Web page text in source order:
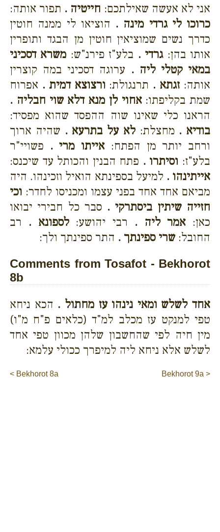
אני לא אעשה שאילתכם: חייטיה . תפור אותה:
כרוכו לי גרדי מינה . הוציאו לי ממנה חוטין
כדרך נשים שמוציאין חוטין מן הבגד ותופרין
אותו בהן:גרדי . בלע"ז פירנ"ש: משרא דסכיני
במאי קטלי ליה . ערוגה דסכיני במה קוצרין
אותה: זגתא . תרנגולת: ורצוצא דמית . אפרוח
שמת בקליפתו:אחוי לן מנא דלא שוי חבליה .
הראנו כלי שאינו שוה ההפסד שהוא מפסיד:
בודיא . מחצלת:לא על בתרעא . שהיה ארוך
ורחב יותר מן הפתח: אייתו מרי . פשויי"ר
בלע"ז: וסיתרו . פתח הבנין והכותל עד שיכנס:
אייתינהו . למיעל בספינתא הואיל וזכינהו. היה
מביאם אחד אחד בפני עצמו ומכניסו לחדר: וכי
חזייה שיתין ביסתרקי . סבר כל חבירי יבואו
כאן: אמר ליה . רבי יהושע:לספונא . רב
החובל: שרי ספינתך . התר ספינתך ולך:
Comments from Tosafot - Bekhorot
8b
אחד לשלש ומאי נינהו עז מחתול . הכא ניחא
טפי למנקט עז מכלב למ"ד (כלאים פ"ח מ"ו)
מין חיה לפי שהחשבון שלהן מכוון טפי אחד
לשלש אלא ניחא ליה למיפרך ככולי עלמא:
< Bekhorot 8a Bekhorot 9a >